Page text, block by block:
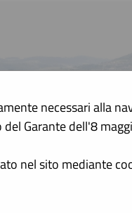
GRAFICA TESTO
necessari alla
Garante dell'8
nel sito mediante